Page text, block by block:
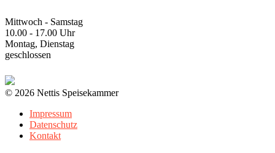
Mittwoch - Samstag
10.00 - 17.00 Uhr
Montag, Dienstag
geschlossen
© 2026 Nettis Speisekammer
Impressum
Datenschutz
Kontakt